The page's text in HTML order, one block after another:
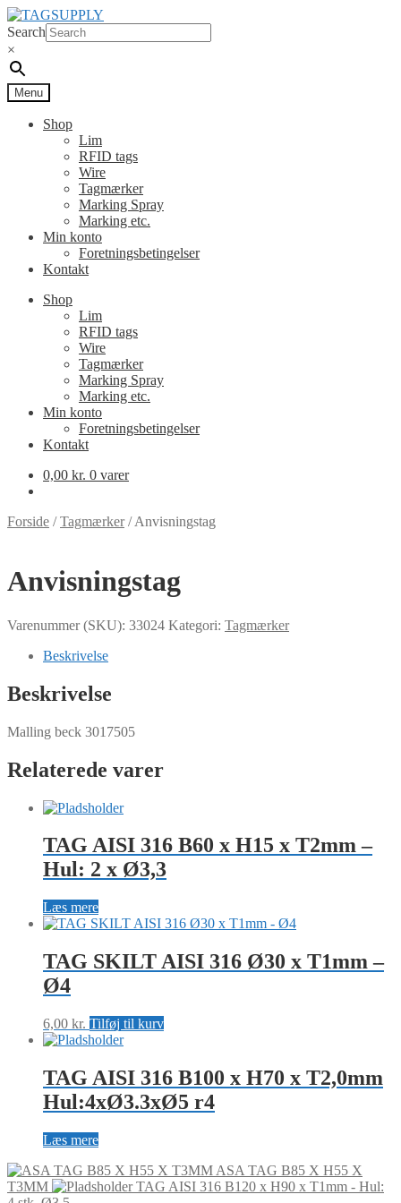
Spring
til
navigation
Spring
til
indhold
Search
×
Menu
Shop
Lim
RFID tags
Wire
Tagmærker
Marking Spray
Marking etc.
Min konto
Foretningsbetingelser
Kontakt
Shop
Lim
RFID tags
Wire
Tagmærker
Marking Spray
Marking etc.
Min konto
Foretningsbetingelser
Kontakt
0,00 kr. 0 varer
Forside /Tagmærker/Anvisningstag
Anvisningstag
Varenummer (SKU): 33024 Kategori: Tagmærker
Beskrivelse
Beskrivelse
Malling beck 3017505
Relaterede varer
TAG AISI 316 B60 x H15 x T2mm –
Hul: 2 x Ø3,3
Læs mere
TAG SKILT AISI 316 Ø30 x T1mm –
Ø4
6,00 kr. Tilføj til kurv
TAG AISI 316 B100 x H70 x T2,0mm
Hul:4xØ3.3xØ5 r4
Læs mere
ASA TAG B85 X H55 X
T3MM
TAG AISI 316 B120 x H90 x T1mm - Hul: